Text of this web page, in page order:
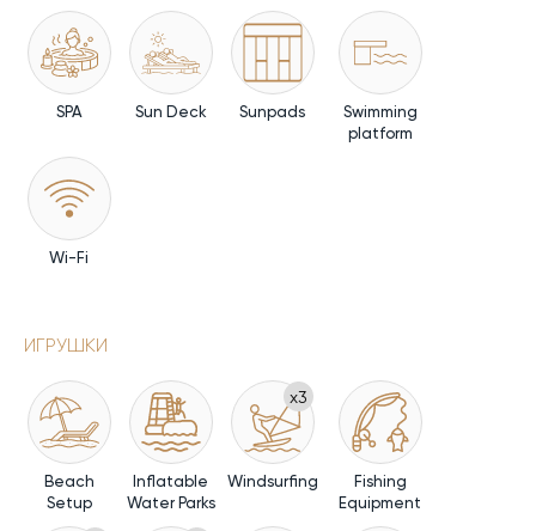
SPA Sun Deck Sunpads
Swimming
platform
Wi-Fi
ИГРУШКИ
Beach
Setup
Inflatable
Water Parks
x3
Windsurfing
Fishing
Equipment